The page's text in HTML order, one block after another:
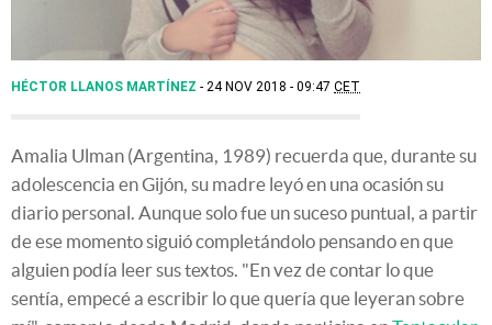
HÉCTOR LLANOS MARTÍNEZ 24 NOV 2018 - 09:47 CET
Amalia Ulman (Argentina, 1989) recuerda que, durante su
adolescencia en Gijón, su madre leyó en una ocasión su
diario personal. Aunque solo fue un suceso puntual, a partir
de ese momento siguió completándolo pensando en que
alguien podía leer sus textos. "En vez de contar lo que
sentía, empecé a escribir lo que quería que leyeran sobre